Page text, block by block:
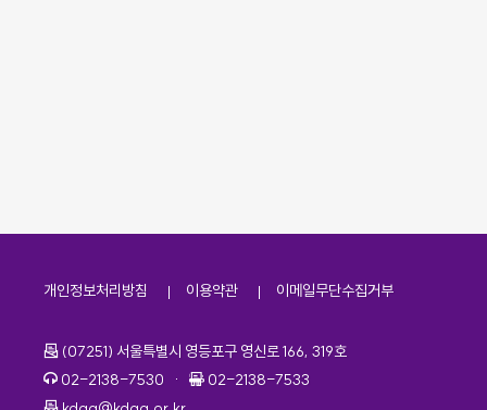
개인정보처리방침 이용약관 이메일무단수집거부
주소
(07251) 서울특별시 영등포구 영신로 166, 319호
전화번호
02-2138-7530 · 팩스번호
02-2138-7533